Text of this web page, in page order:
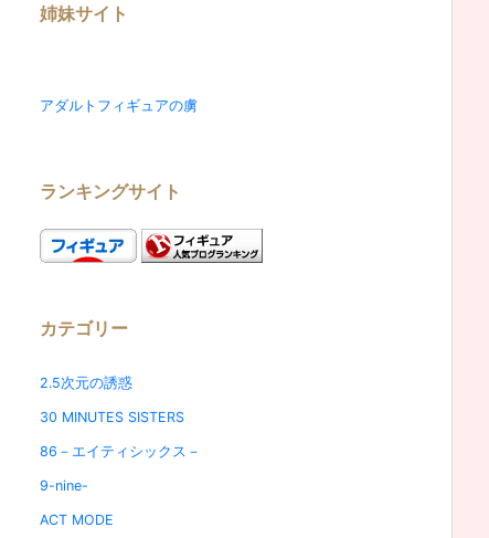
姉妹サイト
アダルトフィギュアの虜
ランキングサイト
カテゴリー
2.5次元の誘惑
30 MINUTES SISTERS
86－エイティシックス－
9-nine-
ACT MODE